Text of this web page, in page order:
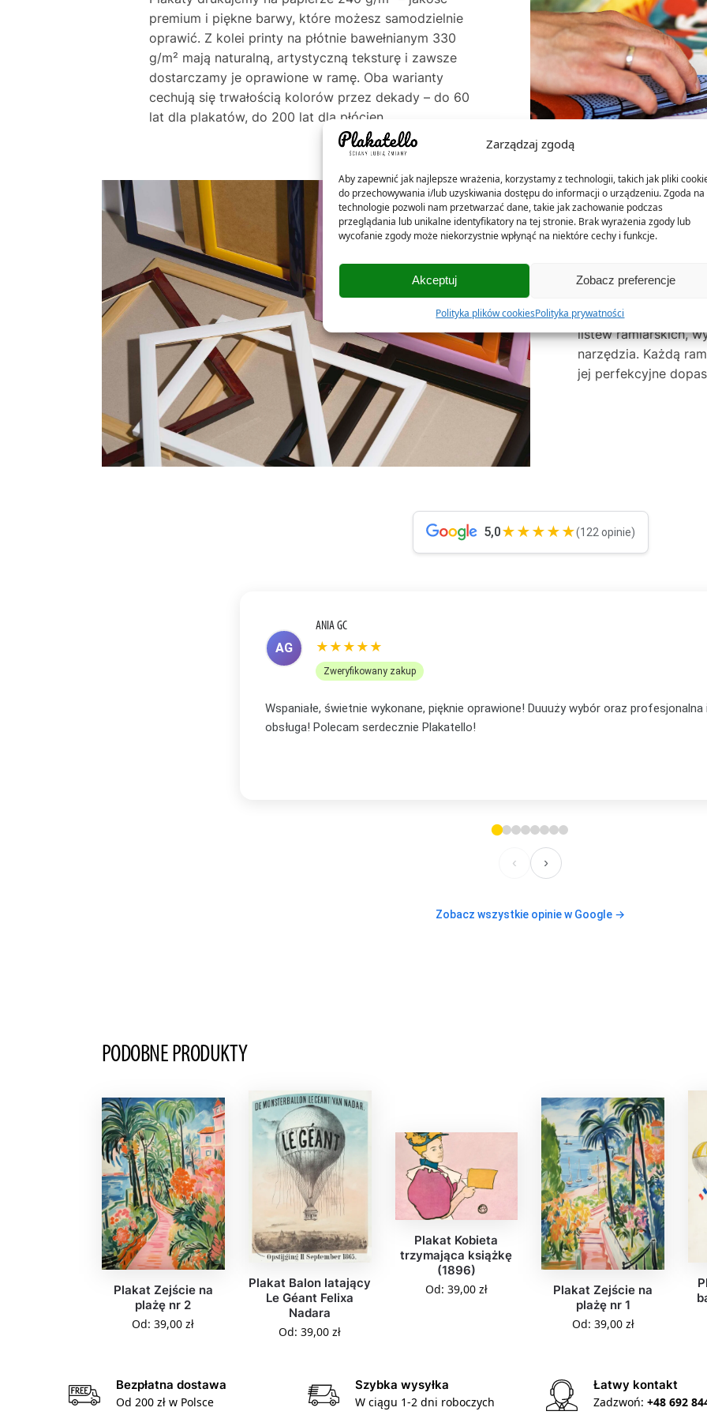
Zarządzaj zgodą
Aby zapewnić jak najlepsze wrażenia, korzystamy z technologii, takich jak pliki
do przechowywania i/lub uzyskiwania dostępu do informacji o urządzeniu. Zgoda na
technologie pozwoli nam przetwarzać dane, takie jak zachowanie podczas
przeglądania lub unikalne identyfikatory na tej stronie. Brak wyrażenia zgody lub
wycofanie zgody może niekorzystnie wpłynąć na niektóre cechy i funkcje.
Akceptuj Zobacz preferencje
Polityka plików cookiesPolityka prywatności
premium i piękne barwy, które możesz samodzielnie
oprawić. Z kolei printy na płótnie bawełnianym 330
g/m² mają naturalną, artystyczną teksturę i zawsze
dostarczamy je oprawione w ramę. Oba warianty
cechują się trwałością kolorów przez dekady – do 60
lat dla plakatów, do 200 lat dla płócien.
NASZE RAMKI –
W Plakatello® ramki
listew ramiarskich,
narzędzia. Każdą
jej perfekcyjne
5,0★★★★★(122 opinie)
AR
ANETA ROMANEK
★★★★★
Zweryfikowany zakup
Zakupiłam plakat... mąż mi podpowiedział, że to będzie lepsze na prezent niż
zachwycona i wiem, że nie ostatni mój zakup, bo już mam plan na te plakaty w
‹ ›
Zobacz wszystkie opinie w Google →
PODOBNE PRODUKTY
Plakat Zejście na
plażę nr 2
Od:39,00zł
Plakat Balon latający
Le Géant Felixa
Nadara
Od:39,00zł
Plakat Kobieta
trzymająca książkę
(1896)
Od: 39,00 zł
Plakat Zejście na
plażę nr 1
Od: 39,00 zł
Bezpłatna dostawa
Od 200 zł w Polsce
Szybka wysyłka
W ciągu 1-2 dni roboczych
Łatwy kontakt
Zadzwoń: +48 692